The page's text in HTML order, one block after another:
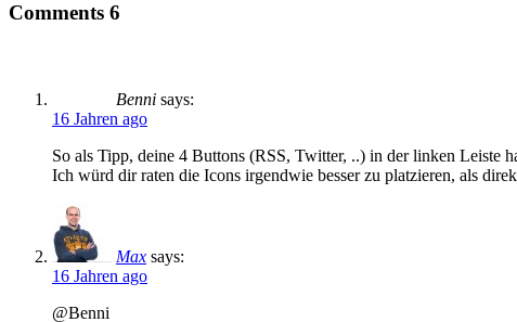
Comments 6
Benni says:
16 Jahren ago
So als Tipp, deine 4 Buttons (RSS, Twitter, ..) in der linken Leiste
Ich würd dir raten die Icons irgendwie besser zu platzieren, als
Max says:
16 Jahren ago
@Benni